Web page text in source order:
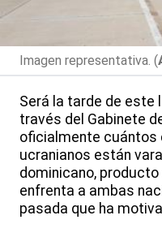
Imagen representativa. (
Será la tarde de este
través del Gabinete
oficialmente cuántos
ucranianos están
dominicano, producto
enfrenta a ambas
pasada que ha